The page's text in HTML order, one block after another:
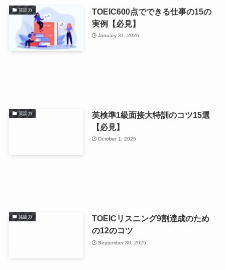
英語力
TOEIC600点でできる仕事の15の
実例【必見】
January 31, 2026
英語力
英検準1級面接大特訓のコツ15選
【必見】
October 1, 2025
英語力
TOEICリスニング9割達成のため
の12のコツ
September 30, 2025